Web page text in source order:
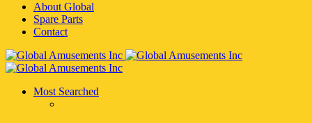
About Global
Spare Parts
Contact
Most Searched